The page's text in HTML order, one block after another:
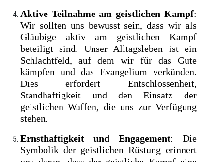
Aktive Teilnahme am geistlichen Kampf:
Wir sollten uns bewusst sein, dass wir als
Gläubige aktiv am geistlichen Kampf
beteiligt sind. Unser Alltagsleben ist ein
Schlachtfeld, auf dem wir für das Gute
kämpfen und das Evangelium verkünden.
Dies erfordert Entschlossenheit,
Standhaftigkeit und den Einsatz der
geistlichen Waffen, die uns zur Verfügung
stehen.
Ernsthaftigkeit und Engagement: Die
Symbolik der geistlichen Rüstung erinnert